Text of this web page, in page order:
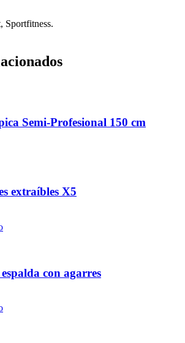
Sportfitness.
Semi-Profesional 150 cm
extraíbles X5
con agarres